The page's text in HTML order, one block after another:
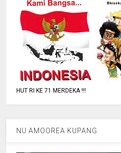
HUT RI KE 71 MERDEKA !!!
NU AMOOREA KUPANG